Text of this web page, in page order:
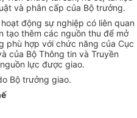
và phân cấp của Bộ trưởng.
động sự nghiệp có liên quan
tạo thêm các nguồn thu để mở
phù hợp với chức năng của Cục
của Bộ Thông tin và Truyền
lực được giao.
Bộ trưởng giao.